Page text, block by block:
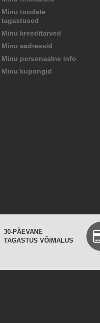
Minu toodete
tagastused
Minu kreeditarved
Minu aadressid
Minu personaalne info
Minu kupongid
30-PÄEVANE
TAGASTUS VÕIMALUS